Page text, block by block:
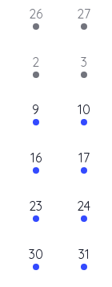
ベ
ト
の
カ
レ
ン
ダ
ー
14
イ
ン
26
11
イ
ン
27
11
イ
ン
2
11
イ
ン
3
12
イ
ン
9
10
イ
ン
10
10
イ
ン
16
9
イ
ン
17
10
イ
ン
23
10
イ
ン
24
10
イ
30
6
イ
31